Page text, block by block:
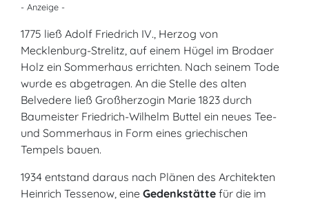
- Anzeige -
1775 ließ Adolf Friedrich IV., Herzog von
Mecklenburg-Strelitz, auf einem Hügel im Brodaer
Holz ein Sommerhaus errichten. Nach seinem Tode
wurde es abgetragen. An die Stelle des alten
Belvedere ließ Großherzogin Marie 1823 durch
Baumeister Friedrich-Wilhelm Buttel ein neues Tee-
und Sommerhaus in Form eines griechischen
Tempels bauen.
1934 entstand daraus nach Plänen des Architekten
Heinrich Tessenow, eine Gedenkstätte für die im